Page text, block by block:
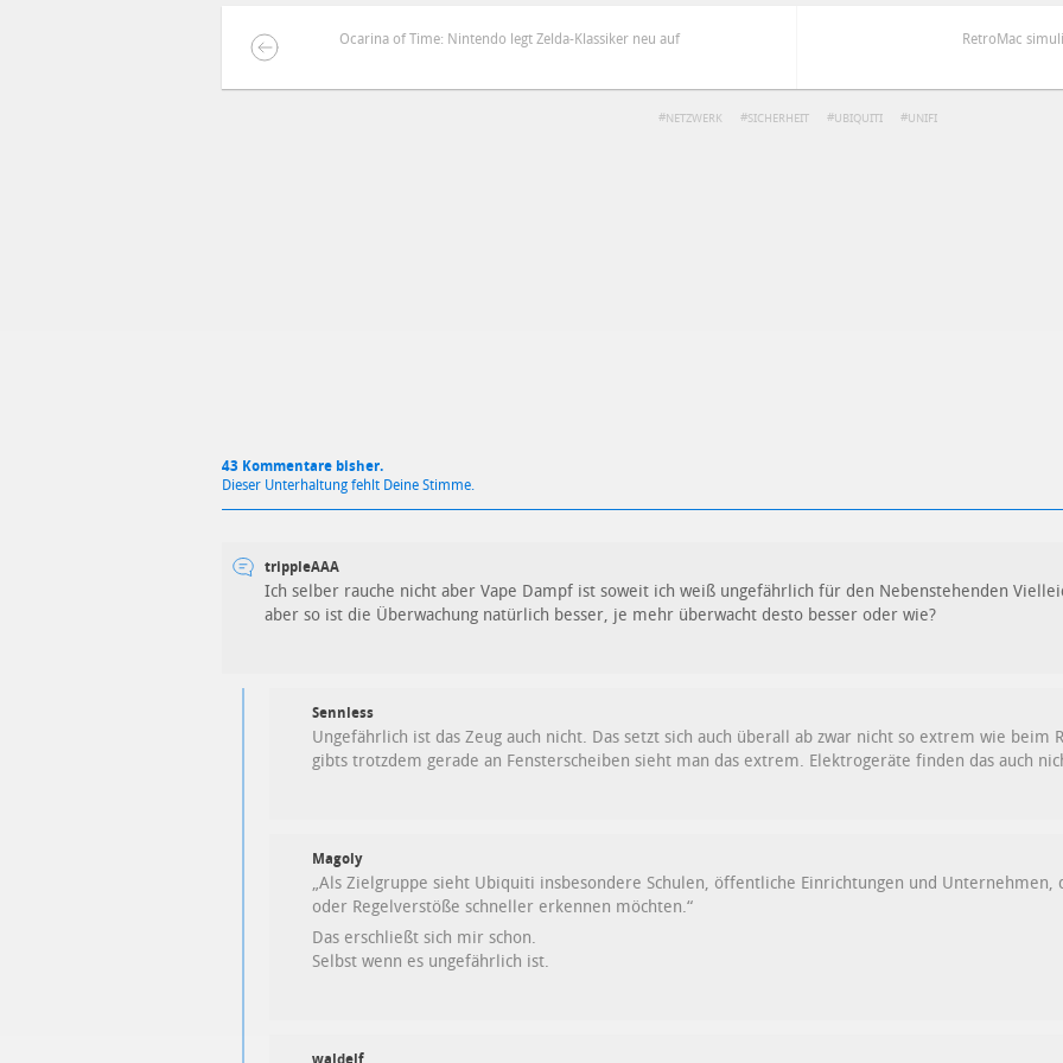
Ocarina of Time: Nintendo legt Zelda-Klassiker neu auf RetroMac
NETZWERK SICHERHEIT UBIQUITI UNIFI
43 Kommentare bisher.
Dieser Unterhaltung fehlt Deine Stimme.
trippleAAA
Ich selber rauche nicht aber Vape Dampf ist soweit ich weiß ungefährlich für den Nebenstehenden
aber so ist die Überwachung natürlich besser, je mehr überwacht desto besser oder wie?
Sennless
Ungefährlich ist das Zeug auch nicht. Das setzt sich auch überall ab zwar nicht so extrem wie beim
gibts trotzdem gerade an Fensterscheiben sieht man das extrem. Elektrogeräte finden das auch
Magoly
„Als Zielgruppe sieht Ubiquiti insbesondere Schulen, öffentliche Einrichtungen und
oder Regelverstöße schneller erkennen möchten.“
Das erschließt sich mir schon.
Selbst wenn es ungefährlich ist.
waldelf